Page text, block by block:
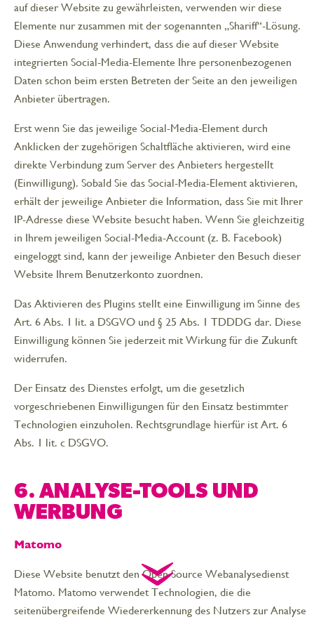
auf dieser Website zu gewährleisten, verwenden wir diese
Elemente nur zusammen mit der sogenannten „Shariff“-Lösung.
Diese Anwendung verhindert, dass die auf dieser Website
integrierten Social-Media-Elemente Ihre personenbezogenen
Daten schon beim ersten Betreten der Seite an den jeweiligen
Anbieter übertragen.
Erst wenn Sie das jeweilige Social-Media-Element durch
Anklicken der zugehörigen Schaltfläche aktivieren, wird eine
direkte Verbindung zum Server des Anbieters hergestellt
(Einwilligung). Sobald Sie das Social-Media-Element aktivieren,
erhält der jeweilige Anbieter die Information, dass Sie mit Ihrer
IP-Adresse diese Website besucht haben. Wenn Sie gleichzeitig
in Ihrem jeweiligen Social-Media-Account (z. B. Facebook)
eingeloggt sind, kann der jeweilige Anbieter den Besuch dieser
Website Ihrem Benutzerkonto zuordnen.
Das Aktivieren des Plugins stellt eine Einwilligung im Sinne des
Art. 6 Abs. 1 lit. a DSGVO und § 25 Abs. 1 TDDDG dar. Diese
Einwilligung können Sie jederzeit mit Wirkung für die Zukunft
widerrufen.
Der Einsatz des Dienstes erfolgt, um die gesetzlich
vorgeschriebenen Einwilligungen für den Einsatz bestimmter
Technologien einzuholen. Rechtsgrundlage hierfür ist Art. 6
Abs. 1 lit. c DSGVO.
6. ANALYSE-TOOLS UND
WERBUNG
Matomo
Diese Website benutzt den Open Source Webanalysedienst
Matomo. Matomo verwendet Technologien, die die
seitenübergreifende Wiedererkennung des Nutzers zur Analyse